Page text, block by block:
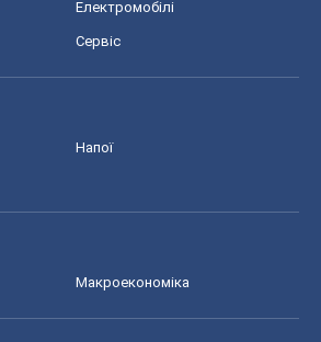
Електромобілі
Сервіс
Напої
Макроекономіка